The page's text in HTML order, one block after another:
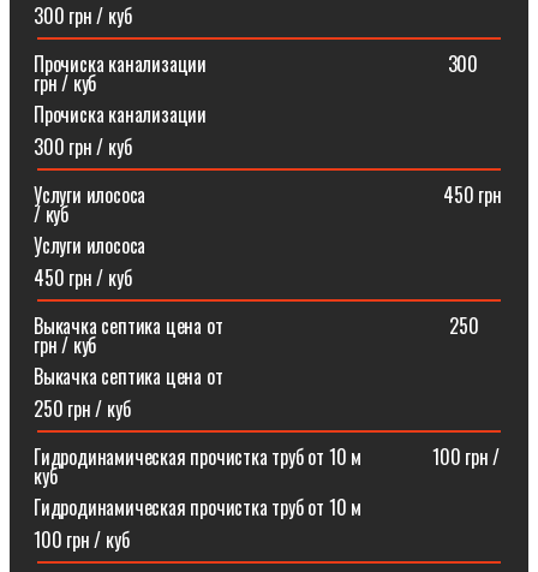
300 грн / куб
Прочиска канализации⠀⠀⠀⠀⠀⠀⠀⠀⠀⠀⠀⠀⠀⠀⠀⠀⠀300
грн / куб
Прочиска канализации
300 грн / куб
Услуги илососа⠀⠀⠀⠀⠀⠀⠀⠀⠀⠀⠀⠀⠀⠀⠀⠀⠀⠀⠀⠀⠀450 грн
/ куб
Услуги илососа
450 грн / куб
Выкачка септика цена от⠀⠀⠀⠀⠀⠀⠀⠀⠀⠀⠀⠀⠀⠀⠀⠀250
грн / куб
Выкачка септика цена от
250 грн / куб
Гидродинамическая прочистка труб от 10 м⠀⠀⠀⠀⠀100 грн /
куб
Гидродинамическая прочистка труб от 10 м
100 грн / куб